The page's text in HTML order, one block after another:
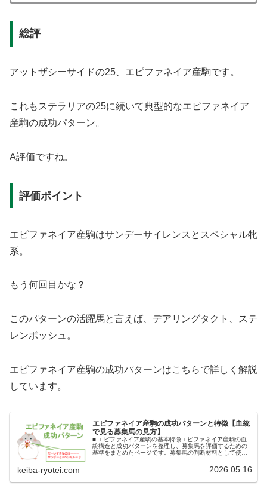
総評
アットザシーサイドの25、エピファネイア産駒です。
これもステラリアの25に続いて典型的なエピファネイア
産駒の成功パターン。
A評価ですね。
評価ポイント
エピファネイア産駒はサンデーサイレンスとスペシャル牝
系。
もう何回目かな？
このパターンの活躍馬と言えば、デアリングタクト、ステ
レンボッシュ。
エピファネイア産駒の成功パターンはこちらで詳しく解説
しています。
エピファネイア産駒の成功パターンと特徴【血統
で見る募集馬の見方】
■ エピファネイア産駒の基本特徴エピファネイア産駒の血
統構造と成功パターンを整理し、募集馬を評価するための
基準をまとめたページです。募集馬の判断材料として使っ
keiba-ryotei.com 2026.05.16